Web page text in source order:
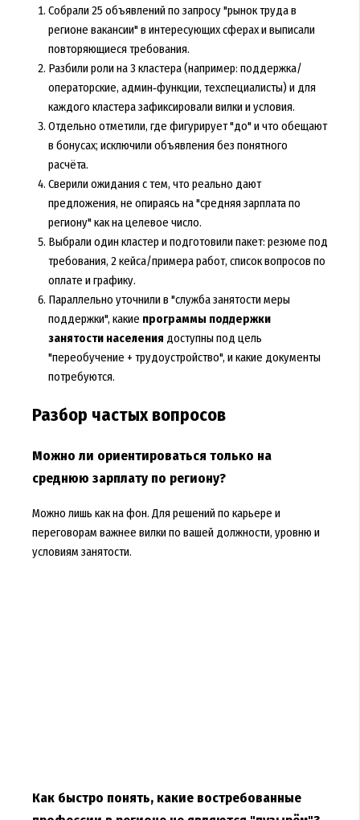
Собрали 25 объявлений по запросу "рынок труда в
регионе вакансии" в интересующих сферах и выписали
повторяющиеся требования.
Разбили роли на 3 кластера (например: поддержка/
операторские, админ‑функции, техспециалисты) и для
каждого кластера зафиксировали вилки и условия.
Отдельно отметили, где фигурирует "до" и что обещают
в бонусах; исключили объявления без понятного
расчёта.
Сверили ожидания с тем, что реально дают
предложения, не опираясь на "средняя зарплата по
региону" как на целевое число.
Выбрали один кластер и подготовили пакет: резюме под
требования, 2 кейса/примера работ, список вопросов по
оплате и графику.
Параллельно уточнили в "служба занятости меры
поддержки", какие программы поддержки
занятости населения доступны под цель
"переобучение + трудоустройство", и какие документы
потребуются.
Разбор частых вопросов
Можно ли ориентироваться только на
среднюю зарплату по региону?
Можно лишь как на фон. Для решений по карьере и
переговорам важнее вилки по вашей должности, уровню и
условиям занятости.
Как быстро понять, какие востребованные